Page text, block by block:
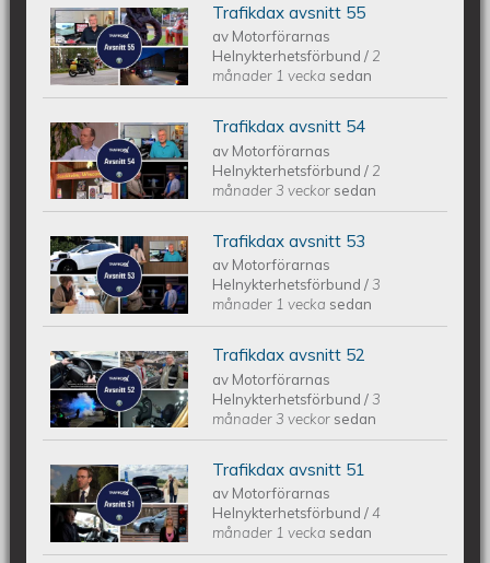
Trafikdax - Avsnitt 55
Trafikdax avsnitt 55
av Motorförarnas
Helnykterhetsförbund/ 2
månader 1 vecka sedan
Trafikdax avsnitt 54
Trafikdax avsnitt 54
av Motorförarnas
Helnykterhetsförbund/ 2
månader 3 veckor sedan
Trafikdax - Avsnitt 53
Trafikdax avsnitt 53
av Motorförarnas
Helnykterhetsförbund/3
månader 1 vecka sedan
Trafikdax - Avsnitt 52
Trafikdax avsnitt 52
av Motorförarnas
Helnykterhetsförbund/3
månader 3 veckor sedan
Trafikdax - Avsnitt 51
Trafikdax avsnitt 51
av Motorförarnas
Helnykterhetsförbund/4
månader 1 vecka sedan